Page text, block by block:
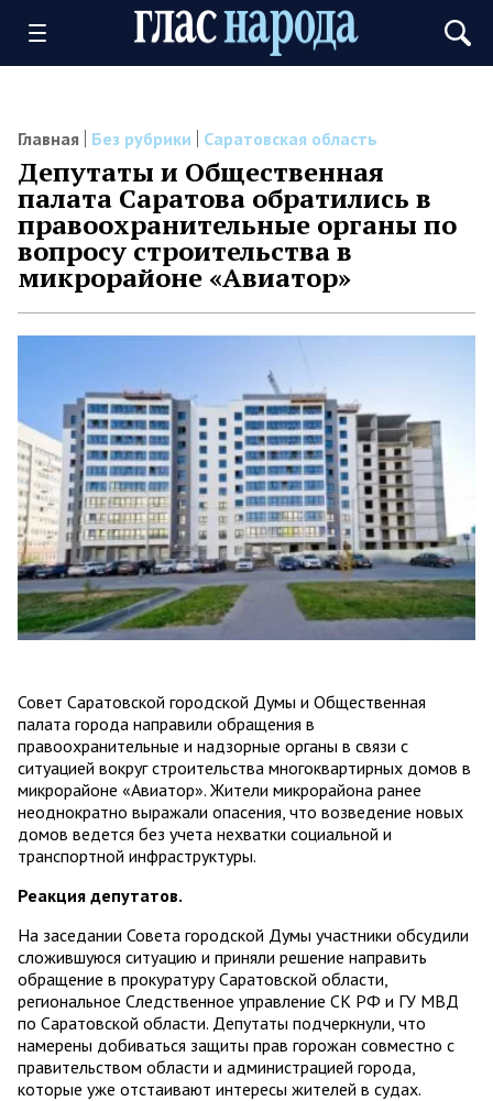
Главная Без рубрики Саратовская область
Депутаты и Общественная
палата Саратова обратились в
правоохранительные органы по
вопросу строительства в
микрорайоне «Авиатор»
Совет Саратовской городской Думы и Общественная
палата города направили обращения в
правоохранительные и надзорные органы в связи с
ситуацией вокруг строительства многоквартирных домов в
микрорайоне «Авиатор». Жители микрорайона ранее
неоднократно выражали опасения, что возведение новых
домов ведется без учета нехватки социальной и
транспортной инфраструктуры.
Реакция депутатов.
На заседании Совета городской Думы участники обсудили
сложившуюся ситуацию и приняли решение направить
обращение в прокуратуру Саратовской области,
региональное Следственное управление СК РФ и ГУ МВД
по Саратовской области. Депутаты подчеркнули, что
намерены добиваться защиты прав горожан совместно с
правительством области и администрацией города,
которые уже отстаивают интересы жителей в судах.